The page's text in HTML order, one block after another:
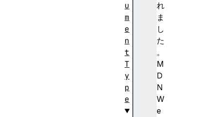
れ
ま
し
た
。
M
D
N
W
e
u
m
e
n
t
T
y
p
e